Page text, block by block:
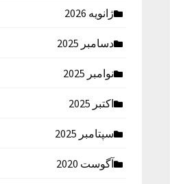
ژانویه 2026
دسامبر 2025
نوامبر 2025
اکتبر 2025
سپتامبر 2025
آگوست 2020